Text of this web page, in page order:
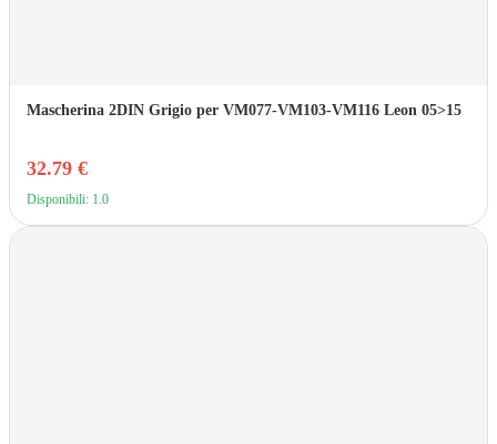
Mascherina 2DIN Grigio per VM077-VM103-VM116 Leon 05>15
32.79 €
Disponibili: 1.0